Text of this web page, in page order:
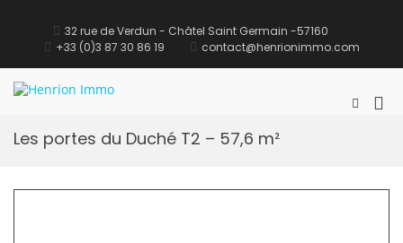
32 rue de Verdun - Châtel Saint Germain -57160
+33 (0)3 87 30 86 19
contact@henrionimmo.com
Les portes du Duché T2 – 57,6 m²